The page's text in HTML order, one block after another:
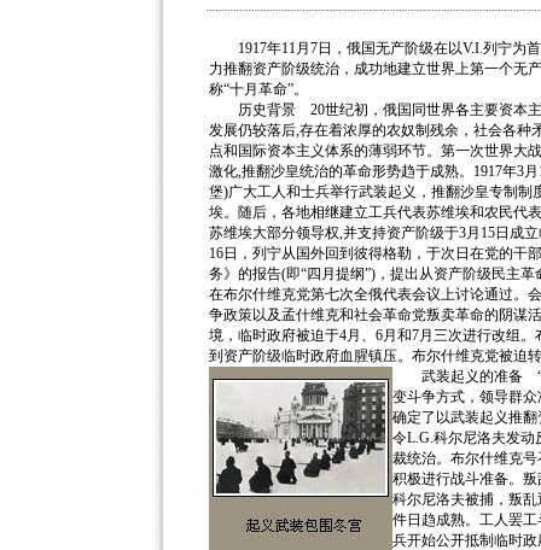
1917年11月7日，俄国无产阶级在以V.I.列宁为
力推翻资产阶级统治，成功地建立世界上第一个无
称“十月革命”。
历史背景 20世纪初，俄国同世界各主要资本主
发展仍较落后,存在着浓厚的农奴制残余，社会各种
点和国际资本主义体系的薄弱环节。第一次世界大
激化,推翻沙皇统治的革命形势趋于成熟。1917年3
堡)广大工人和士兵举行武装起义，推翻沙皇专制
埃。随后，各地相继建立工兵代表苏维埃和农民代
苏维埃大部分领导权,并支持资产阶级于3月15日成
16日，列宁从国外回到彼得格勒，于次日在党的干
务》的报告(即“四月提纲”)，提出从资产阶级民主
在布尔什维克党第七次全俄代表会议上讨论通过。
争政策以及孟什维克和社会革命党叛卖革命的阴谋
境，临时政府被迫于4月、6月和7月三次进行改组
到资产阶级临时政府血腥镇压。布尔什维克党被迫
武装起义的准备
变斗争方式，领导群
确定了以武装起义推
令L.G.科尔尼洛夫发
裁统治。布尔什维克
积极进行战斗准备。
科尔尼洛夫被捕，叛
件日趋成熟。工人罢
兵开始公开抵制临时